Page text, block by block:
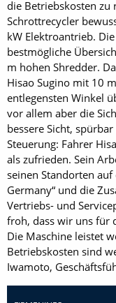
die Betriebskosten zu
Schrottrecycler
kW Elektroantrieb.
bestmögliche
m hohen Shredder.
Hisao Sugino mit 10
entlegensten Winkel
vor allem aber die
bessere Sicht,
Steuerung: Fahrer
als zufrieden. Sein
seinen Standorten
Germany“ und die
Vertriebs- und
froh, dass wir uns für
Die Maschine leistet
Betriebskosten sind
Iwamoto,